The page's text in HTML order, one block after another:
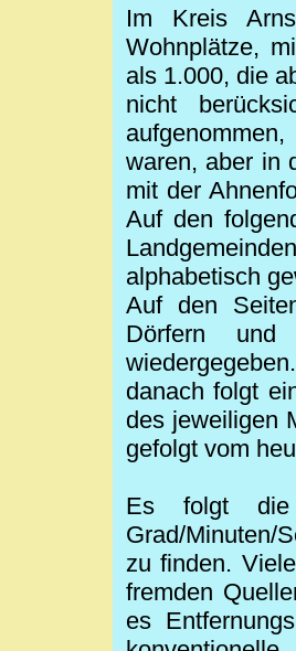
Im Kreis
Wohnplätze,
als 1.000, die
nicht
waren, aber in
mit der
Auf den
alphabetisch
Auf den
Dörfern und
danach folgt
des jeweiligen
gefolgt vom
Es folgt die
Grad/Minuten/
zu finden.
fremden
es